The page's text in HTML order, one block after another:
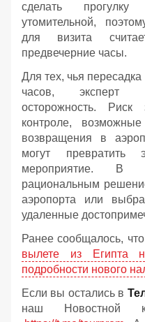
сделать
утомительной,
для визита
предвечерние часы.
Для тех, чья
часов, эксперт
осторожность. Риск
контроле,
возвращения в
могут превратить
мероприятие. В
рациональным
аэропорта или
удаленные
Ранее сообщалось, что
вылете из Египта
подробности нового
Если вы остались в
наш Новостной